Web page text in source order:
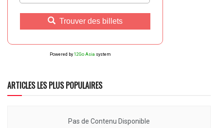
Trouver des billets
Powered by 12Go Asia system
ARTICLES LES PLUS POPULAIRES
Pas de Contenu Disponible